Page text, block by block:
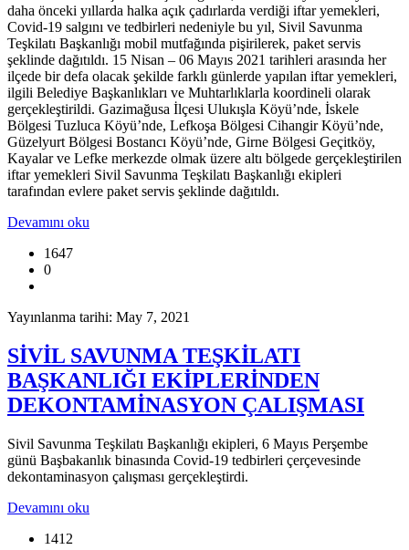
daha önceki yıllarda halka açık çadırlarda verdiği iftar yemekleri,
Covid-19 salgını ve tedbirleri nedeniyle bu yıl, Sivil Savunma
Teşkilatı Başkanlığı mobil mutfağında pişirilerek, paket servis
şeklinde dağıtıldı. 15 Nisan – 06 Mayıs 2021 tarihleri arasında her
ilçede bir defa olacak şekilde farklı günlerde yapılan iftar yemekleri,
ilgili Belediye Başkanlıkları ve Muhtarlıklarla koordineli olarak
gerçekleştirildi. Gazimağusa İlçesi Ulukışla Köyü’nde, İskele
Bölgesi Tuzluca Köyü’nde, Lefkoşa Bölgesi Cihangir Köyü’nde,
Güzelyurt Bölgesi Bostancı Köyü’nde, Girne Bölgesi Geçitköy,
Kayalar ve Lefke merkezde olmak üzere altı bölgede gerçekleştirilen
iftar yemekleri Sivil Savunma Teşkilatı Başkanlığı ekipleri
tarafından evlere paket servis şeklinde dağıtıldı.
Devamını oku
1647
0
Yayınlanma tarihi: May 7, 2021
SİVİL SAVUNMA TEŞKİLATI
BAŞKANLIĞI EKİPLERİNDEN
DEKONTAMİNASYON ÇALIŞMASI
Sivil Savunma Teşkilatı Başkanlığı ekipleri, 6 Mayıs Perşembe
günü Başbakanlık binasında Covid-19 tedbirleri çerçevesinde
dekontaminasyon çalışması gerçekleştirdi.
Devamını oku
1412